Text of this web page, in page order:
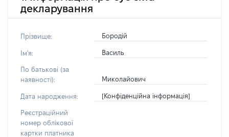
декларування
Прізвище: Бородій
Ім'я: Василь
По батькові (за
наявності):
Миколайович
Дата народження: [Конфіденційна інформація]
Реєстраційний
номер облікової
картки платника